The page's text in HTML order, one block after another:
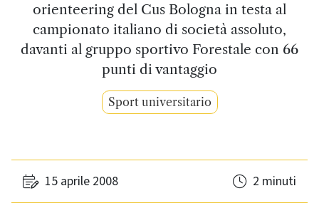
orienteering del Cus Bologna in testa al
campionato italiano di società assoluto,
davanti al gruppo sportivo Forestale con 66
punti di vantaggio
Sport universitario
15 aprile 2008 2 minuti